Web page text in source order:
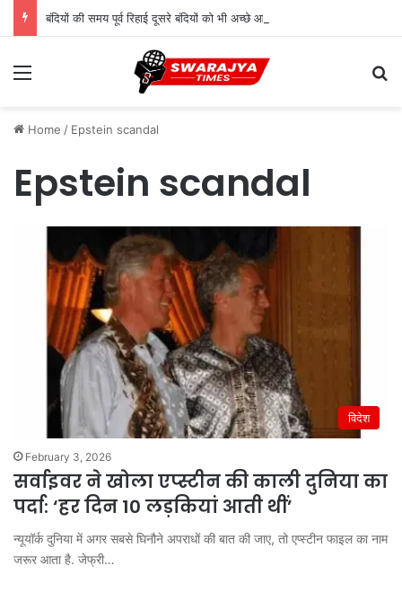
Menu
Home / Epstein scandal
Epstein scandal
विदेश
February 3, 2026
सर्वाइवर ने खोला एप्स्टीन की काली दुनिया का
पर्दा: ‘हर दिन 10 लड़कियां आती थीं’
न्यूयॉर्क दुनिया में अगर सबसे घिनौने अपराधों की बात की जाए, तो एप्स्टीन फाइल का नाम
जरूर आता है. जेफ्री…